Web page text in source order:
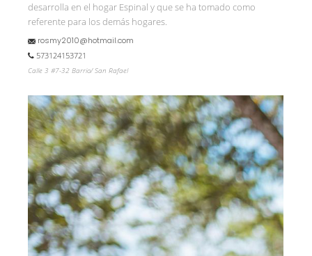
desarrolla en el hogar Espinal y que se ha tomado como
referente para los demás hogares.
rosmy2010@hotmail.com
573124153721
Calle 3 #7-32 Barrio/ San Rafael